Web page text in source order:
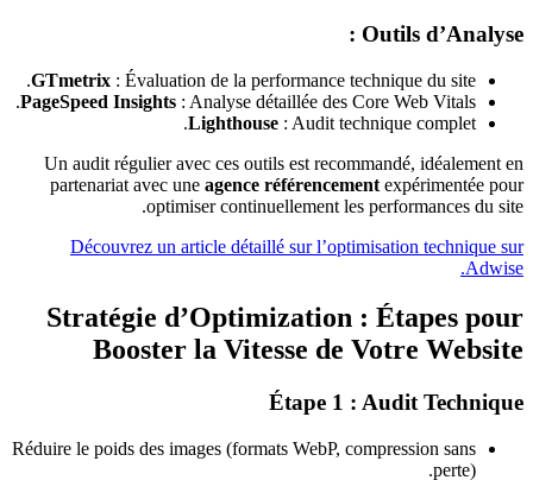
Outils d’Analyse :
GTmetrix : Évaluation de la performance technique du site.
PageSpeed Insights : Analyse détaillée des Core Web Vitals.
Lighthouse : Audit technique complet.
Un audit régulier avec ces outils est recommandé, idéalement en
partenariat avec une agence référencement expérimentée pour
optimiser continuellement les performances du site.
Découvrez un article détaillé sur l’optimisation technique sur
Adwise.
Stratégie d’Optimization : Étapes pour
Booster la Vitesse de Votre Website
Étape 1 : Audit Technique
Réduire le poids des images (formats WebP, compression sans
perte).